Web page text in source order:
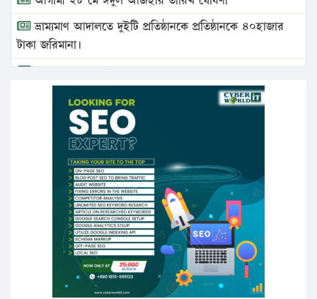
ভ্রাম্যমাণ আদালতে দুইটি প্রতিষ্ঠানকে প্রতিষ্ঠানকে ৪০হাজার
টাকা জরিমানা।
এবার লঞ্চের ভাড়া বাড়ল
১৭ থেকে ২১ শতাংশ বিদ্যুতের দাম বাড়ানোর প্রস্তাব পিডিবির
১৬ মে চাঁদপুর ও ২৫ মে ফেনী সফরে যাবেন প্রধানমন্ত্রী
উচ্চশিক্ষায় গৌরবময় অর্জন: পূর্ণ স্কলারশিপে যুক্তরাষ্ট্রে
পিএইচডি করছেন কুয়েটের কৃতি…
সারা দেশে বজ্রাঘাতে ১৪ জনের প্রাণহানি
কঠোর হচ্ছে এসএসসি ও এইচএসসি পরীক্ষা
ফরিদগঞ্জে আগুনে পুড়লো ৬ ব্যবসা প্রতিষ্ঠান